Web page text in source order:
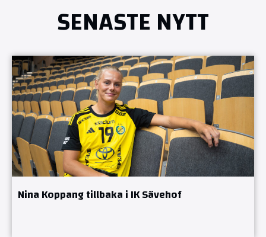
SENASTE NYTT
Nina Koppang tillbaka i IK Sävehof